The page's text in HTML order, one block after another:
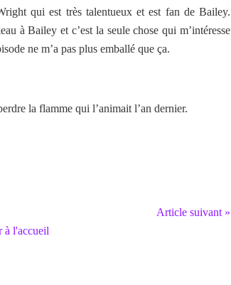
qui est très talentueux et est fan de Bailey.
à Bailey et c’est la seule chose qui m’intéresse
ne m’a pas plus emballé que ça.
la flamme qui l’animait l’an dernier.
Article suivant »
à l'accueil